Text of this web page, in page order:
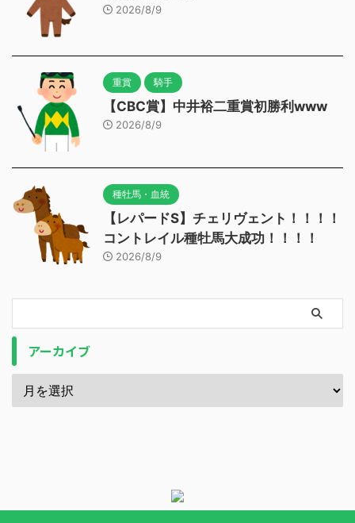
2026/8/9
重賞 騎手
【CBC賞】中井裕二重賞初勝利www
2026/8/9
種牡馬・血統
【レパードS】チェリヴェント！！！！
コントレイル種牡馬大成功！！！！
2026/8/9
アーカイブ